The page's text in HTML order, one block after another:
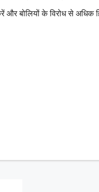
बोलियों के विरोध से अधिक